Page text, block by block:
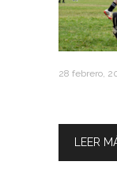
28 febrero,
LEER